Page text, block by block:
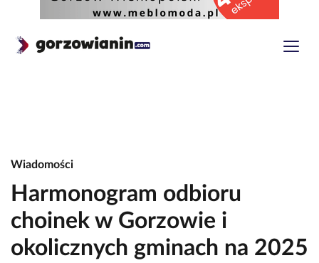
Wiadomości
Harmonogram odbioru
choinek w Gorzowie i
okolicznych gminach na 2025